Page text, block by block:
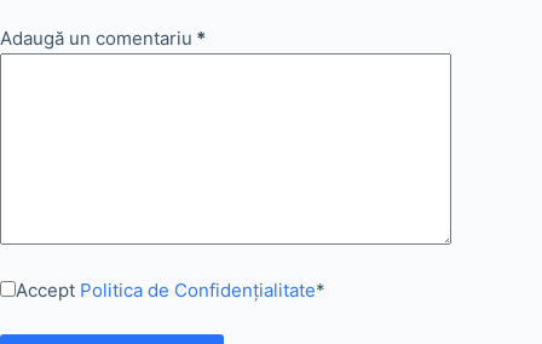
Adaugă un comentariu *
Accept Politica de Confidențialitate*